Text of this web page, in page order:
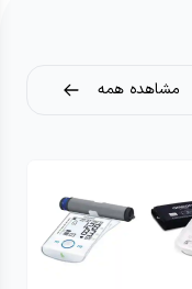
مشاهده همه